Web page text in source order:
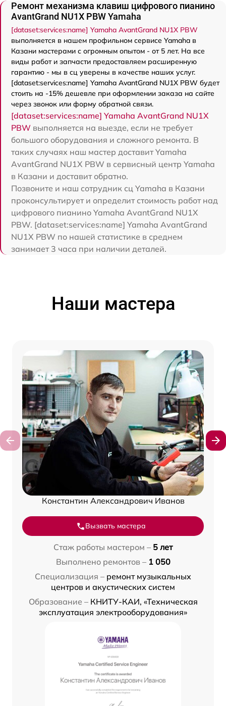
Ремонт механизма клавиш цифрового пианино
AvantGrand NU1X PBW Yamaha
[dataset:services:name] Yamaha AvantGrand NU1X PBW
выполняется в нашем профильном сервисе Yamaha в
Казани мастерами с огромным опытом - от 5 лет. На все
виды работ и запчасти предоставляем расширенную
гарантию - мы в сц уверены в качестве наших услуг.
[dataset:services:name] Yamaha AvantGrand NU1X PBW будет
стоить на -15% дешевле при оформлении заказа на сайте
через звонок или форму обратной связи.
[dataset:services:name] Yamaha AvantGrand NU1X
PBW выполняется на выезде, если не требует
большого оборудования и сложного ремонта. В
таких случаях наш мастер доставит Yamaha
AvantGrand NU1X PBW в сервисный центр Yamaha
в Казани и доставит обратно.
Позвоните и наш сотрудник сц Yamaha в Казани
проконсультирует и определит стоимость работ над
цифрового пианино Yamaha AvantGrand NU1X
PBW. [dataset:services:name] Yamaha AvantGrand
NU1X PBW по нашей статистике в среднем
занимает 3 часа при наличии деталей.
Наши мастера
Константин Александрович Иванов
Вызвать мастера
Стаж работы мастером – 5 лет
Выполнено ремонтов – 1 050
Специализация – ремонт музыкальных
центров и акустических систем
Образование – КНИТУ-КАИ, «Техническая
эксплуатация электрооборудования»